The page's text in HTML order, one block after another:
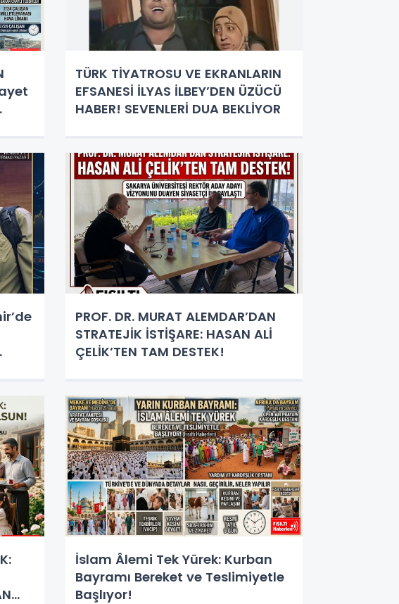
TÜRK TİYATROSU VE EKRANLARIN
EFSANESİ İLYAS İLBEY’DEN ÜZÜCÜ
HABER! SEVENLERİ DUA BEKLİYOR
PROF. DR. MURAT ALEMDAR’DAN
STRATEJİK İSTİŞARE: HASAN ALİ
ÇELİK’TEN TAM DESTEK!
İslam Âlemi Tek Yürek: Kurban
Bayramı Bereket ve Teslimiyetle
Başlıyor!